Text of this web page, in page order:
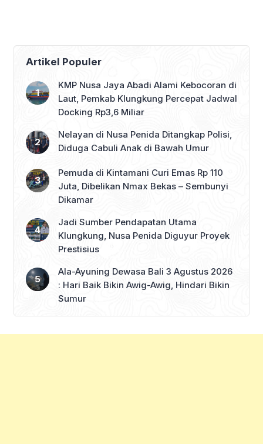
2026, dengan pusat pelaksanaan
Artikel Populer
KMP Nusa Jaya Abadi Alami Kebocoran di
Laut, Pemkab Klungkung Percepat Jadwal
Docking Rp3,6 Miliar
Nelayan di Nusa Penida Ditangkap Polisi,
Diduga Cabuli Anak di Bawah Umur
Pemuda di Kintamani Curi Emas Rp 110
Juta, Dibelikan Nmax Bekas – Sembunyi
Dikamar
Jadi Sumber Pendapatan Utama
Klungkung, Nusa Penida Diguyur Proyek
Prestisius
Ala-Ayuning Dewasa Bali 3 Agustus 2026
: Hari Baik Bikin Awig-Awig, Hindari Bikin
Sumur